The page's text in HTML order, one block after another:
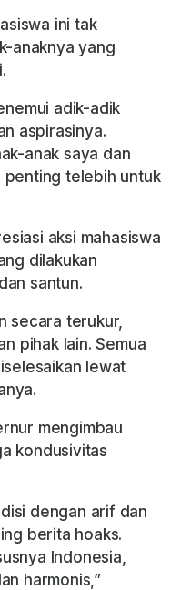
ini tak
anaknya yang
adik-adik
aspirasinya.
anak saya dan
penting telebih untuk
aksi mahasiswa
dilakukan
santun.
secara terukur,
pihak lain. Semua
lewat
mengimbau
kondusivitas
dengan arif dan
berita hoaks.
Indonesia,
harmonis,”